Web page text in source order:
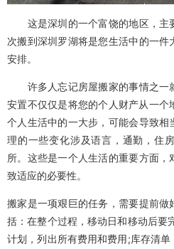
这是深圳的一个富饶的地区，主
次搬到深圳罗湖将是您生活中的一
安排。
许多人忘记房屋搬家的事情之一
安置不仅仅是将您的个人财产从一
个人生活中的一大步，可能会导致
理的一些变化涉及语言，通勤，住
所。这些是一个人生活的重要方面
致适应的必要性。
搬家是一项艰巨的任务，需要提前
括：在整个过程，移动日和移动后要
计划，列出所有费用和费用;库存清